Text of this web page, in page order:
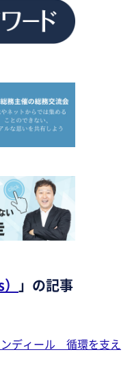
」の記事
ンディール 循環を支え